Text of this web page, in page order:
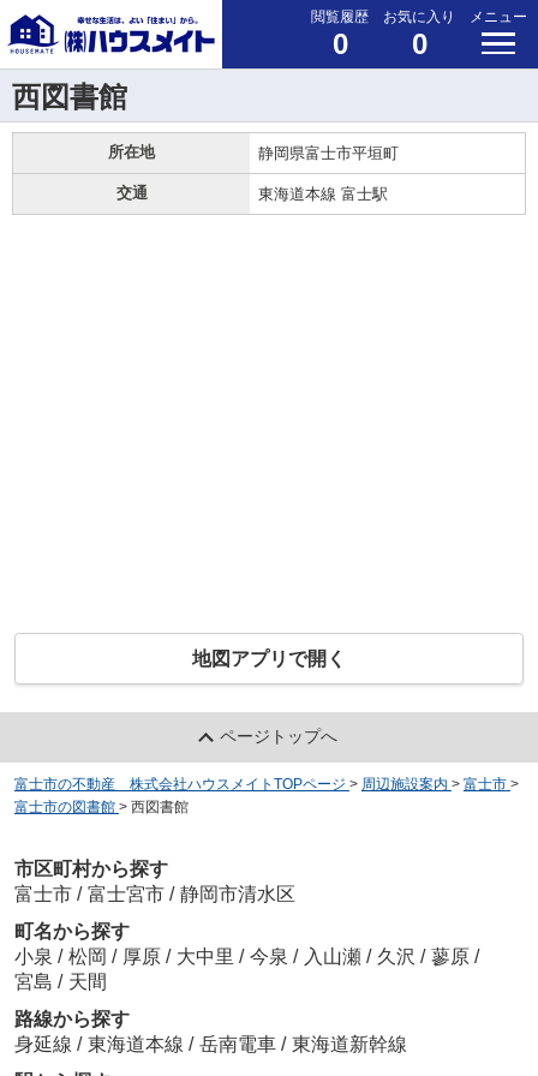
閲覧履歴
0
お気に入り
0
メニュー
西図書館
所在地 静岡県富士市平垣町
交通 東海道本線 富士駅
地図アプリで開く
ページトップへ
富士市の不動産 株式会社ハウスメイトTOPページ > 周辺施設案内 > 富士市 >
富士市の図書館 > 西図書館
市区町村から探す
富士市 / 富士宮市 / 静岡市清水区
町名から探す
小泉 / 松岡 / 厚原 / 大中里 / 今泉 / 入山瀬 / 久沢 / 蓼原 /
宮島 / 天間
路線から探す
身延線 / 東海道本線 / 岳南電車 / 東海道新幹線